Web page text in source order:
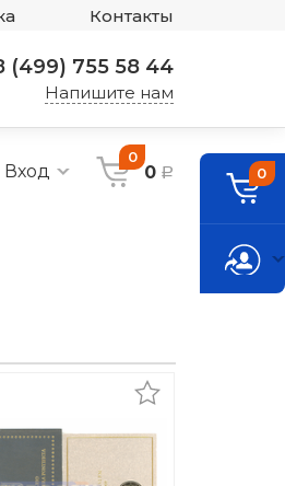
Контакты
(499) 755 58 44
Напишите нам
Вход
0
0 a 0